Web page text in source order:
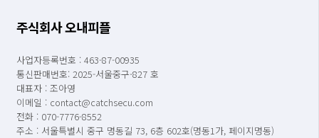
주식회사 오내피플
사업자등록번호 : 463-87-00935
통신판매번호: 2025-서울중구-827 호
대표자 : 조아영
이메일 : contact@catchsecu.com
전화 : 070-7776-8552
주소 : 서울특별시 중구 명동길 73, 6층 602호(명동1가, 페이지명동)